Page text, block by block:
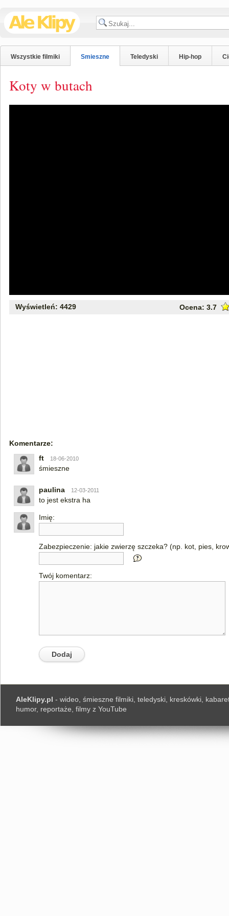
Wszystkie filmiki Smieszne Teledyski Hip-hop
Koty w butach
Wyświetleń: 4429 Ocena: 3.7
Komentarze:
ft
18-06-2010
śmieszne
paulina 12-03-2011
to jest ekstra ha
Imię:
Zabezpieczenie: jakie zwierzę szczeka? (np. kot, pies,
Twój komentarz:
AleKlipy.pl - wideo, śmieszne filmiki, teledyski, kreskówki,
humor, reportaże, filmy z YouTube